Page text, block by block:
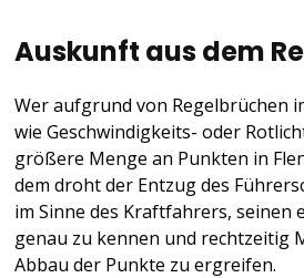
Auskunft aus dem
Wer aufgrund von Regelbrüchen
wie Geschwindigkeits- oder
größere Menge an Punkten in
dem droht der Entzug des
im Sinne des Kraftfahrers, seinen
genau zu kennen und rechtzeitig
Abbau der Punkte zu ergreifen.